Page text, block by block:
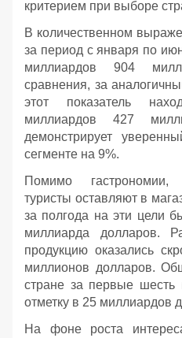
критерием при выборе
В количественном
за период с января по
миллиардов 904
сравнения, за
этот показатель
миллиардов 427
демонстрирует
сегменте на 9%.
Помимо гастрономии,
туристы оставляют в
за полгода на эти цели
миллиарда долларов.
продукцию оказались
миллионов долларов.
стране за первые шесть
отметку в 25 миллиардов
На фоне роста